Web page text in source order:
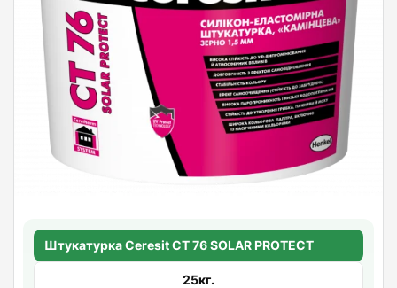
Штукатурка Ceresit CT 76 SOLAR PROTECT
25кг.